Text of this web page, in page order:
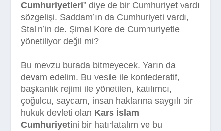
Cumhuriyetleri” diye de bir Cumhuriyet vardı
sözgelişi. Saddam’ın da Cumhuriyeti vardı,
Stalin’in de. Şimal Kore de Cumhuriyetle
yönetiliyor değil mi?
Bu mevzu burada bitmeyecek. Yarın da
devam edelim. Bu vesile ile konfederatif,
başkanlık rejimi ile yönetilen, katılımcı,
çoğulcu, saydam, insan haklarına saygılı bir
hukuk devleti olan Kars İslam
Cumhuriyetini bir hatırlatalım ve bu